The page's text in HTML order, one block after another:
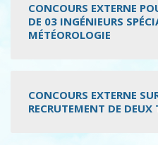
CONCOURS EXTERNE
DE 03 INGÉNIEURS
MÉTÉOROLOGIE
CONCOURS EXTERNE
RECRUTEMENT DE DEUX